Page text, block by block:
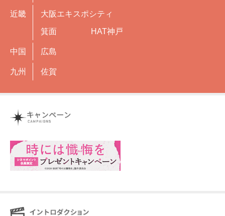
近畿 大阪エキスポシティ
箕面 HAT神戸
中国 広島
九州 佐賀